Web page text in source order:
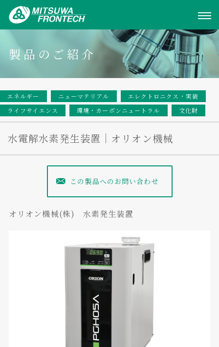
製品のご紹介
エネルギー ニューマテリアル
エレクトロニクス・実装
ライフサイエンス
環境・カーボンニュートラル 文化財
水電解水素発生装置｜オリオン機械
この製品へのお問い合わせ
オリオン機械(株) 水素発生装置